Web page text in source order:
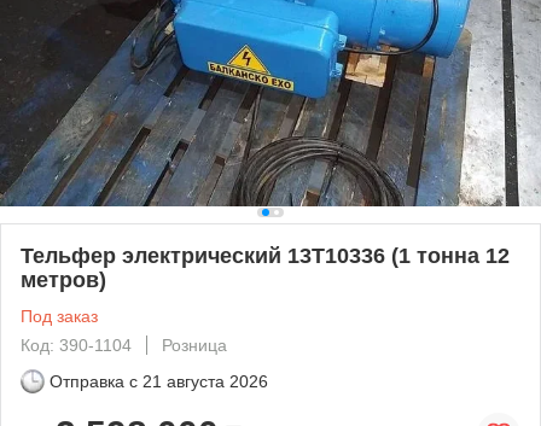
Тельфер электрический 13Т10336 (1 тонна 12
метров)
Под заказ
Код: 390-1104
Розница
Отправка с 21 августа 2026